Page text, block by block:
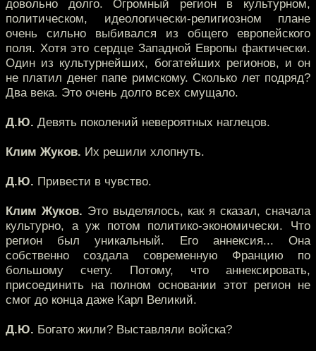
довольно долго. Огромный регион в культурном,
политическом, идеологически-религиозном плане
очень сильно выбивался из общего европейского
поля. Хотя это сердце Западной Европы фактически.
Один из культурнейших, богатейших регионов, и он
не платил денег папе римскому. Сколько лет подряд?
Два века. Это очень долго всех смущало.
Д.Ю. Девять поколений невероятных наглецов.
Клим Жуков. Их решили хлопнуть.
Д.Ю. Привести в чувство.
Клим Жуков. Это выделялось, как я сказал, сначала
культурно, а уж потом политико-экономически. Что
регион был уникальный. Его аннексия... Она
собственно создала современную Францию по
большому счету. Потому, что аннексировать,
присоединить на полном основании этот регион не
смог до конца даже Карл Великий.
Д.Ю. Богато жили? Выставляли войска?